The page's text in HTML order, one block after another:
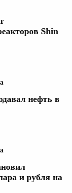
Shin
нефть в
и рубля на